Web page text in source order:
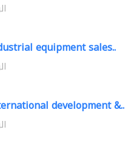
equipment sales..
development &..